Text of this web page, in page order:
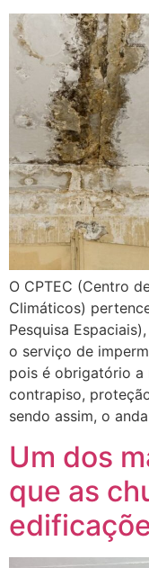
O CPTEC (Centro
Climáticos)
Pesquisa
o serviço de
pois é obrigatório a
contrapiso,
sendo assim, o
Um dos
que as